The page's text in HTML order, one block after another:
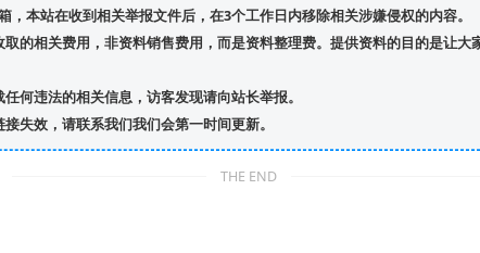
，本站在收到相关举报文件后，在3个工作日内移除相关涉嫌侵权的内容。
的相关费用，非资料销售费用，而是资料整理费。提供资料的目的是让大
何违法的相关信息，访客发现请向站长举报。
失效，请联系我们我们会第一时间更新。
THE END